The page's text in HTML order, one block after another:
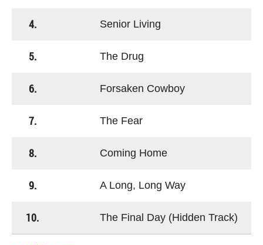
4. Senior Living
5. The Drug
6. Forsaken Cowboy
7. The Fear
8. Coming Home
9. A Long, Long Way
10. The Final Day (Hidden Track)